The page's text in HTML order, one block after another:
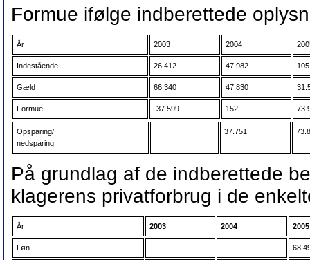
Formue ifølge indberettede
År 2003 2004
Indestående 26.412 47.982
Gæld 66.340 47.830
Formue -37.599 152
Opsparing/
nedsparing
37.751
På grundlag af de indberettede
klagerens privatforbrug i de
År 2003 2004 2005
Løn -